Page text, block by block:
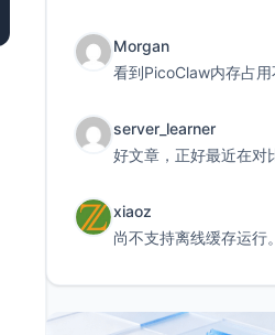
Morgan
server_learner
xiaoz
尚不支持离线缓存运行。